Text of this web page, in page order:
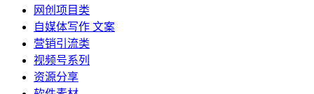
网创项目类
自媒体写作 文案
营销引流类
视频号系列
资源分享